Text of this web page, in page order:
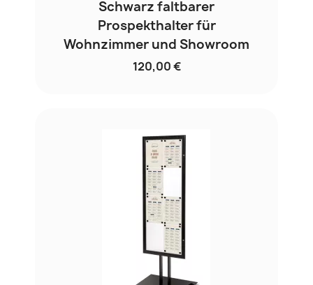
Schwarz faltbarer
Prospekthalter für
Wohnzimmer und Showroom
120,00 €